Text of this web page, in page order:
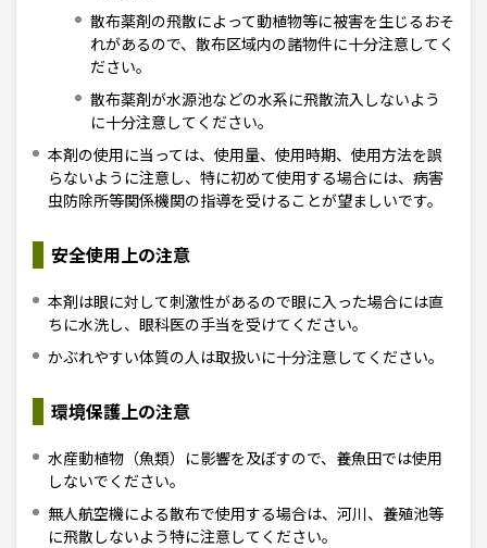
散布薬剤の飛散によって動植物等に被害を生じるおそ
れがあるので、散布区域内の諸物件に十分注意してく
ださい。
散布薬剤が水源池などの水系に飛散流入しないよう
に十分注意してください。
本剤の使用に当っては、使用量、使用時期、使用方法を誤
らないように注意し、特に初めて使用する場合には、病害
虫防除所等関係機関の指導を受けることが望ましいです。
安全使用上の注意
本剤は眼に対して刺激性があるので眼に入った場合には直
ちに水洗し、眼科医の手当を受けてください。
かぶれやすい体質の人は取扱いに十分注意してください。
環境保護上の注意
水産動植物（魚類）に影響を及ぼすので、養魚田では使用
しないでください。
無人航空機による散布で使用する場合は、河川、養殖池等
に飛散しないよう特に注意してください。